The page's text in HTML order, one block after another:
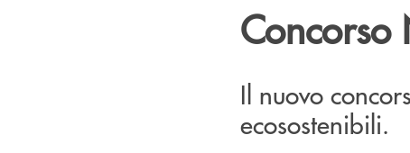
Il nuovo
ecosostenibili.